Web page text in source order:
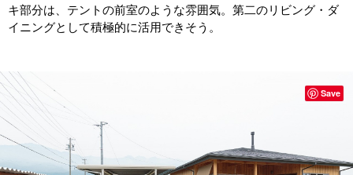
キ部分は、テントの前室のような雰囲気。第二のリビング・ダ
イニングとして積極的に活用できそう。
Save